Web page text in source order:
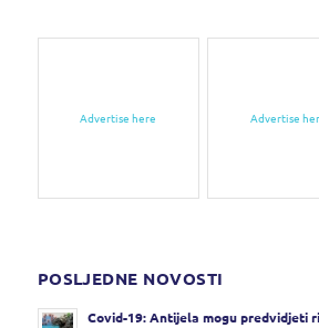
Advertise here Advertise
POSLJEDNE NOVOSTI
Covid-19: Antijela mogu predvidjeti